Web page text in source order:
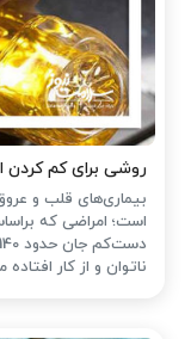
روشی برای کم کردن
بیماری‌های قلب و
است؛ امراضی که
ناتوان و از کار افتاده